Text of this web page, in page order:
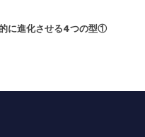
に進化させる4つの型①